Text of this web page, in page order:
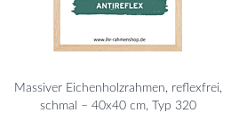
Massiver Eichenholzrahmen, reflexfrei,
schmal – 40x40 cm, Typ 320